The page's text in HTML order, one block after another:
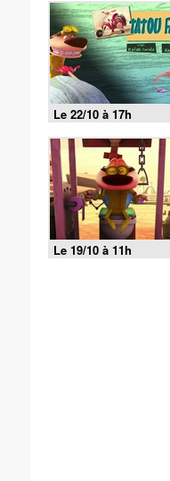
Le 22/10 à 17h
Le 19/10 à 11h